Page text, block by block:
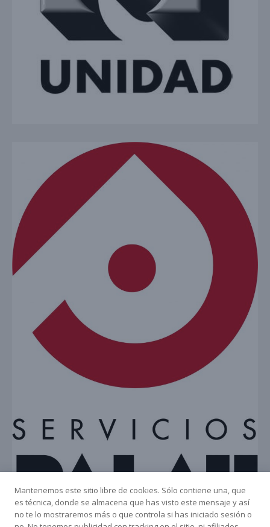
Mantenemos este sitio libre de cookies. Sólo contiene una, que
es técnica, donde se almacena que has visto este mensaje y así
no te lo mostraremos más o que controla si has iniciado sesión o